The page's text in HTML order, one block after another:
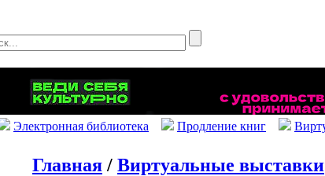
Электронная библиотека Продление книг
Главная / Виртуальные выставки